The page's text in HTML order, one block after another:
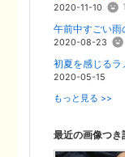
2020-11-10
午前中すごい
2020-08-23
初夏を感じるラ
2020-05-15
もっと見る >>
最近の画像つき